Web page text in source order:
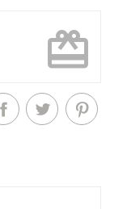
card_giftcard